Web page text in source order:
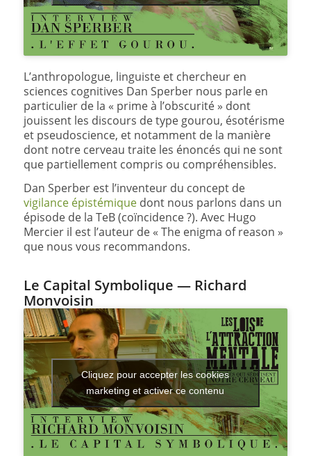
L’anthropologue, linguiste et chercheur en
sciences cognitives Dan Sperber nous parle en
particulier de la « prime à l’obscurité » dont
jouissent les discours de type gourou, ésotérisme
et pseudoscience, et notamment de la manière
dont notre cerveau traite les énoncés qui ne sont
que partiellement compris ou compréhensibles.
Dan Sperber est l’inventeur du concept de
vigilance épistémiquedont nous parlons dans un
épisode de la TeB (coïncidence ?). Avec Hugo
Mercier il est l’auteur de « The enigma of reason »
que nous vous recommandons.
Le Capital Symbolique — Richard
Monvoisin
Cliquez pour accepter les cookies
marketing et activer ce contenu